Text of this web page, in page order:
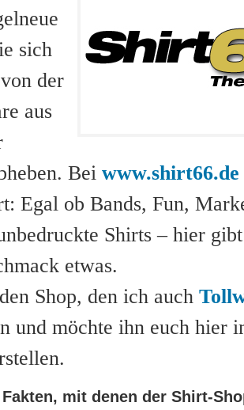
sich
der
aus
Bei www.shirt66.de
Egal ob Bands, Fun,
Shirts – hier
etwas.
Shop, den ich auch
und möchte ihn euch hier
mit denen der Shirt-